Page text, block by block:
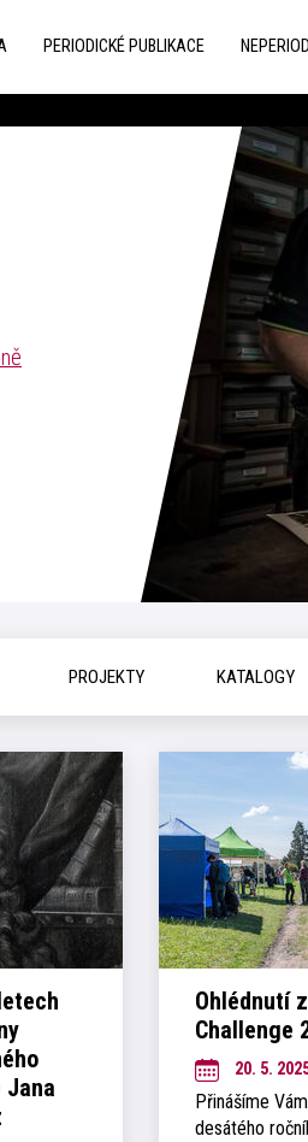
PERIODICKÉ PUBLIKACE
PROJEKTY KATALOGY
Jana
Ohlédnutí
Challenge
20. 5.
Přinášíme
desátého